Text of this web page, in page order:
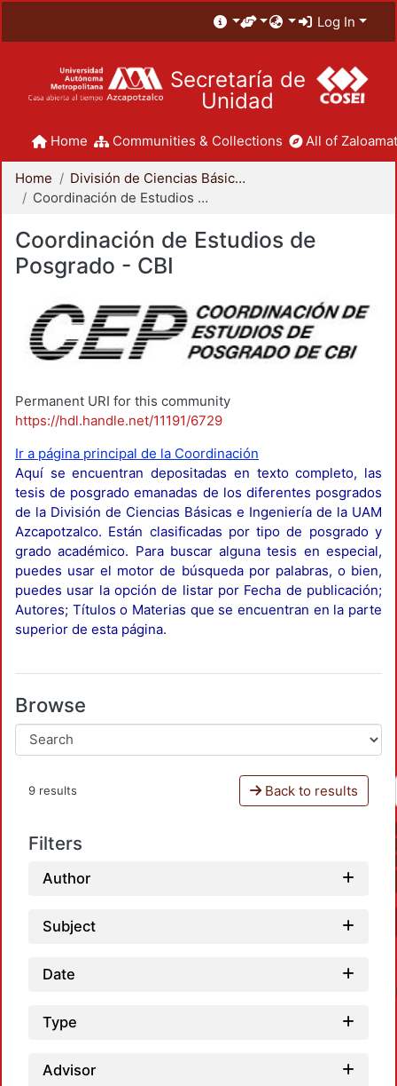
Log In
Secretaría de
Unidad
Home Communities & Collections All of
Home
División de Ciencias Básicas e Ingeniería
Coordinación de Estudios de Posgrado - CBI
Coordinación de Estudios de
Posgrado - CBI
Permanent URI for this community
https://hdl.handle.net/11191/6729
Ir a página principal de la Coordinación
Aquí se encuentran depositadas en texto completo, las
tesis de posgrado emanadas de los diferentes posgrados
de la División de Ciencias Básicas e Ingeniería de la UAM
Azcapotzalco. Están clasificadas por tipo de posgrado y
grado académico. Para buscar alguna tesis en especial,
puedes usar el motor de búsqueda por palabras, o bien,
puedes usar la opción de listar por Fecha de publicación;
Autores; Títulos o Materias que se encuentran en la parte
superior de esta página.
Browse
9 results Back to results
Filters
Author
Subject
Date
Type
Advisor